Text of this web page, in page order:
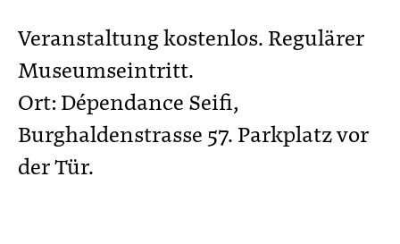
Veranstaltung kostenlos. Regulärer
Museumseintritt.
Ort: Dépendance Seifi,
Burghaldenstrasse 57. Parkplatz vor
der Tür.